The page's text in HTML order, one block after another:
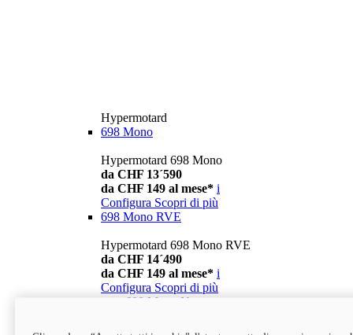
Hypermotard
698 Mono
Hypermotard 698 Mono
da CHF 13´590
da CHF 149 al mese* i
Configura Scopri di più
698 Mono RVE
Hypermotard 698 Mono RVE
da CHF 14´490
da CHF 149 al mese* i
Configura Scopri di più
698 Mono Nera
Hypermotard 698 Mono Nera